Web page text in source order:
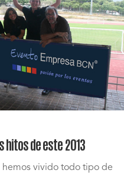
hitos de este 2013
hemos vivido todo tipo de